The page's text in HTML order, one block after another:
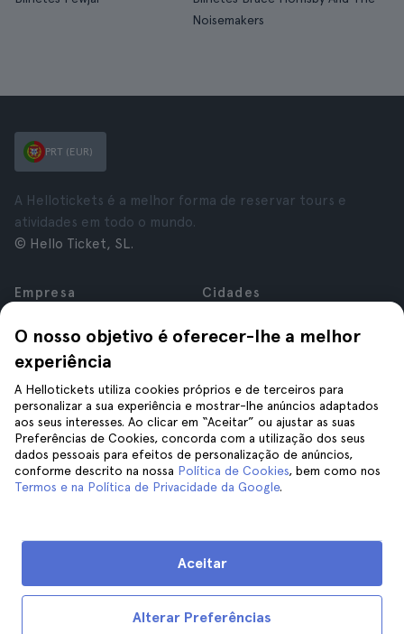
Noisemakers
O nosso objetivo é oferecer-lhe a melhor
experiência
A Hellotickets utiliza cookies próprios e de terceiros para
personalizar a sua experiência e mostrar-lhe anúncios adaptados
aos seus interesses. Ao clicar em “Aceitar” ou ajustar as suas
Preferências de Cookies, concorda com a utilização dos seus
dados pessoais para efeitos de personalização de anúncios,
conforme descrito na nossa Política de Cookies, bem como nos
Termos e na Política de Privacidade da Google.
Alterar Preferências
Aceitar
PRT (EUR)
A Hellotickets é a melhor forma de reservar tours e
atividades em todo o mundo.
© Hello Ticket, SL.
Empresa
Carreiras
Afiliados
Avaliações
Privacidade
Termos e Condições
Aviso Legal
Cookies
Cidades
Roma
Londres
Granada
Cracóvia
Tenerife
Ajuda